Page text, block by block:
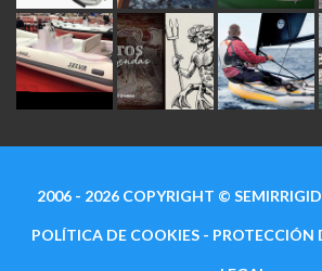
2006 - 2026 COPYRIGHT ©
POLÍTICA DE COOKIES - PROTECCIÓN